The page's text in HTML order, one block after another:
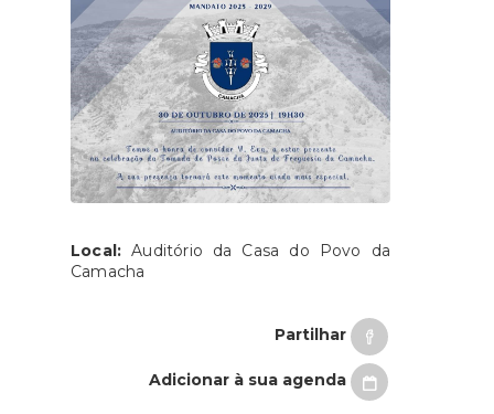
Local: Auditório da Casa do Povo da
Camacha
Partilhar
Adicionar à sua agenda